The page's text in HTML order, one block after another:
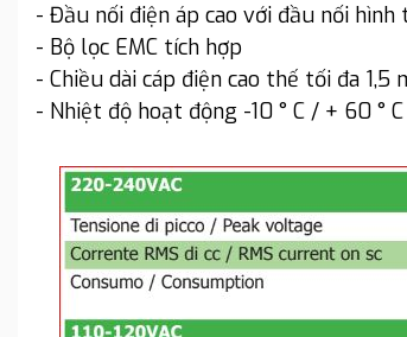
- Đầu nối điện áp cao với đầu nối
- Bộ lọc EMC tích hợp
- Chiều dài cáp điện cao thế tối đa 1,5
- Nhiệt độ hoạt động -10 ° C / + 60 ° C